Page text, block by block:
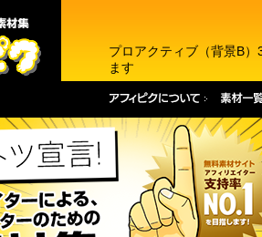
プロアクティブ（背景B
ます